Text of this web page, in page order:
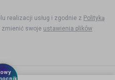
•
realizacji usług i zgodnie z Polityką
zmienić swoje ustawienia plików